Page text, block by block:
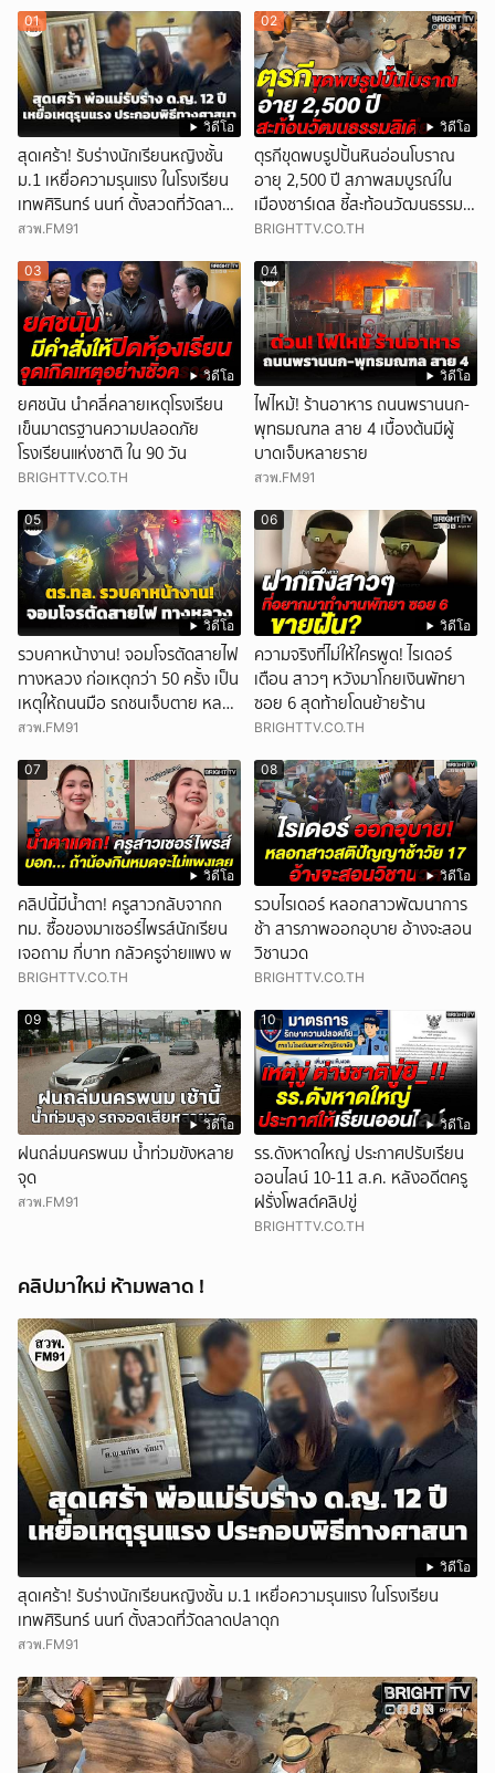
วิดีโอ
01
สุดเศร้า! รับร่างนักเรียนหญิงชั้น
ม.1 เหยื่อความรุนแรง ในโรงเรียน
เทพศิรินทร์ นนท์ ตั้งสวดที่วัดลาด
ปลาดุก
สวพ.FM91
วิดีโอ
02
ตุรกีขุดพบรูปปั้นหินอ่อนโบราณ
อายุ 2,500 ปี สภาพสมบูรณ์ใน
เมืองซาร์เดส ชี้สะท้อนวัฒนธรรมลิ
เดีย
BRIGHTTV.CO.TH
วิดีโอ
03
ยศชนัน นำคลี่คลายเหตุโรงเรียน
เข็นมาตรฐานความปลอดภัย
โรงเรียนแห่งชาติ ใน 90 วัน
BRIGHTTV.CO.TH
วิดีโอ
04
ไฟไหม้! ร้านอาหาร ถนนพรานนก-
พุทธมณฑล สาย 4 เบื้องต้นมีผู้
บาดเจ็บหลายราย
สวพ.FM91
วิดีโอ
05
รวบคาหน้างาน! จอมโจรตัดสายไฟ
ทางหลวง ก่อเหตุกว่า 50 ครั้ง เป็น
เหตุให้ถนนมือ รถชนเจ็บตาย หลาย
สิบราย เสียหายราว 10 ล้าน
สวพ.FM91
วิดีโอ
06
ความจริงที่ไม่ให้ใครพูด! ไรเดอร์
เตือน สาวๆ หวังมาโกยเงินพัทยา
ซอย 6 สุดท้ายโดนย้ายร้าน
BRIGHTTV.CO.TH
วิดีโอ
07
คลิปนี้มีน้ำตา! ครูสาวกลับจากก
ทม. ซื้อของมาเซอร์ไพรส์นักเรียน
เจอถาม กี่บาท กลัวครูจ่ายแพง w
BRIGHTTV.CO.TH
วิดีโอ
08
รวบไรเดอร์ หลอกสาวพัฒนาการ
ช้า สารภาพออกอุบาย อ้างจะสอน
วิชานวด
BRIGHTTV.CO.TH
วิดีโอ
09
ฝนถล่มนครพนม น้ำท่วมขังหลาย
จุด
สวพ.FM91
วิดีโอ
10
รร.ดังหาดใหญ่ ประกาศปรับเรียน
ออนไลน์ 10-11 ส.ค. หลังอดีตครู
ฝรั่งโพสต์คลิปขู่
BRIGHTTV.CO.TH
คลิปมาใหม่ ห้ามพลาด !
วิดีโอ
สุดเศร้า! รับร่างนักเรียนหญิงชั้น ม.1 เหยื่อความรุนแรง ในโรงเรียน
เทพศิรินทร์ นนท์ ตั้งสวดที่วัดลาดปลาดุก
สวพ.FM91